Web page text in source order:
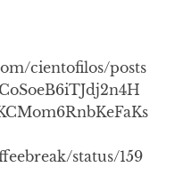
cientofilos/posts
status/159